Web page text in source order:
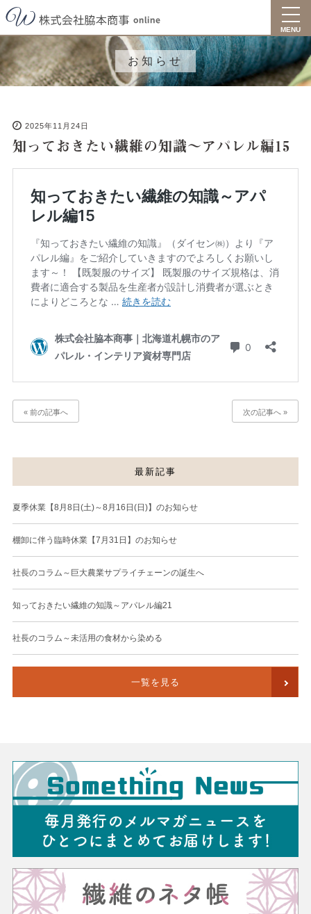
MENU
お知らせ
2025年11月24日
知っておきたい繊維の知識～アパレル編15
« 前の記事へ 次の記事へ »
最新記事
夏季休業【8月8日(土)～8月16日(日)】のお知らせ
棚卸に伴う臨時休業【7月31日】のお知らせ
社長のコラム～巨大農業サプライチェーンの誕生へ
知っておきたい繊維の知識～アパレル編21
社長のコラム～未活用の食材から染める
一覧を見る